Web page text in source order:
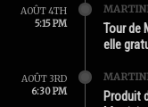
AOÛT 4TH
5:15 PM
Tour de
elle
AOÛT 3RD
6:30 PM
Produit